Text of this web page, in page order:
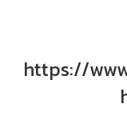
https://